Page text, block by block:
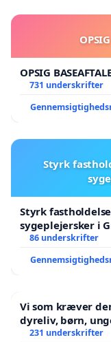
OPSIG
731 underskrifter
Styrk
Styrk
sygeplejersker i
86 underskrifter
Vi som kræver
dyreliv, børn,
Der er
231 underskrifter